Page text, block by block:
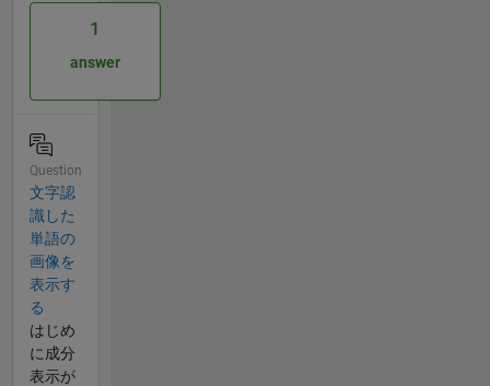
1
answer
Question
文字認
識した
単語の
画像を
表示す
る
はじめ
に成分
表示が